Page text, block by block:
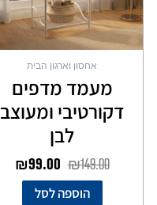
אחסון וארגון הבית
מעמד מדפים
דקורטיבי ומעוצב
לבן
₪149.00
₪99.00
הוספה לסל